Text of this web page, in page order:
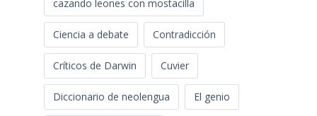
cazando leones con mostacilla
Ciencia a debate Contradicción
Críticos de Darwin Cuvier
Diccionario de neolengua El genio